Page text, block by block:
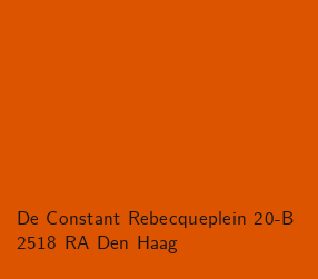
De Constant Rebecqueplein 20-B
2518 RA Den Haag